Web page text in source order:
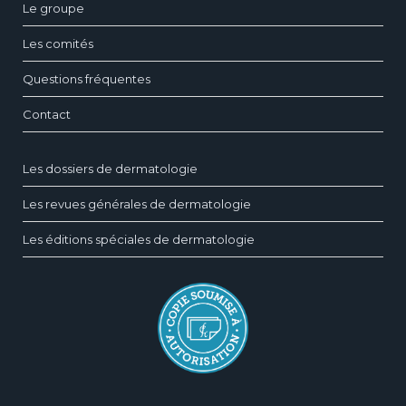
Le groupe
Les comités
Questions fréquentes
Contact
Les dossiers de dermatologie
Les revues générales de dermatologie
Les éditions spéciales de dermatologie